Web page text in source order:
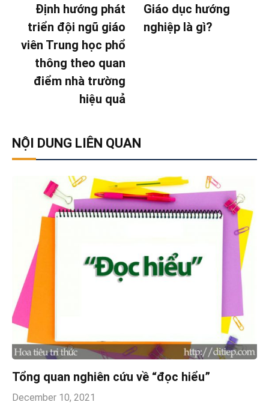
Định hướng phát
triển đội ngũ giáo
viên Trung học phổ
thông theo quan
điểm nhà trường
hiệu quả
Giáo dục hướng
nghiệp là gì?
NỘI DUNG LIÊN QUAN
Tổng quan nghiên cứu về “đọc hiểu”
December 10, 2021